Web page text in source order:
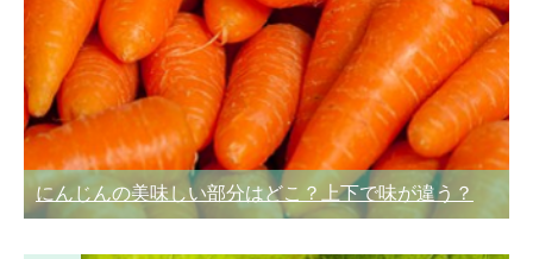
にんじんの美味しい部分はどこ？上下で味が違う？